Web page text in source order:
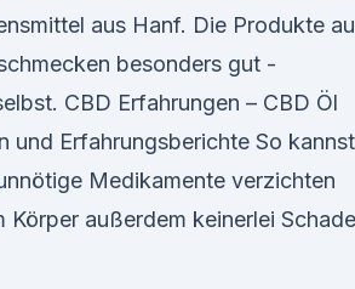
aus Hanf. Die Produkte
besonders gut -
CBD Erfahrungen – CBD Öl
und Erfahrungsberichte So kannst
Medikamente verzichten
Körper außerdem keinerlei